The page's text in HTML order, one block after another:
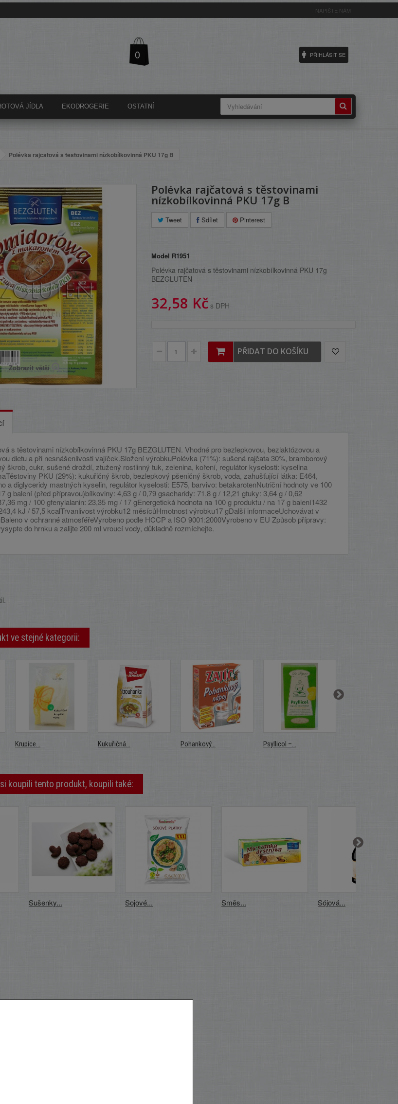
NAPIŠTE NÁM
0 PŘIHLÁSIT SE
JÍDLA EKODROGERIE OSTATNÍ
Polévka rajčatová s těstovinami nízkobílkovinná PKU 17g B
Zobrazit větší
Polévka rajčatová s těstovinami
nízkobílkovinná PKU 17g B
Tweet Sdílet Pinterest
Model R1951
Polévka rajčatová s těstovinami nízkobílkovinná PKU 17g
BEZGLUTEN
32,58 Kč s DPH
PŘIDAT DO KOŠÍKU
s těstovinami nízkobílkovinná PKU 17g BEZGLUTEN. Vhodné pro bezlepkovou, bezlaktózovou a
dietu a při nesnášenlivosti vajíček.Složení výrobkuPolévka (71%): sušená rajčata 30%, bramborový
škrob, cukr, sušené droždí, ztužený rostlinný tuk, zelenina, koření, regulátor kyselosti: kyselina
PKU (29%): kukuřičný škrob, bezlepkový pšeničný škrob, voda, zahušťující látka: E464,
a diglyceridy mastných kyselin, regulátor kyselosti: E575, barvivo: betakarotenNutriční hodnoty ve 100
g balení (před přípravou)bílkoviny: 4,63 g / 0,79 gsacharidy: 71,8 g / 12,21 gtuky: 3,64 g / 0,62
mg / 100 gfenylalanin: 23,35 mg / 17 gEnergetická hodnota na 100 g produktu / na 17 g balení1432
kJ / 57,5 kcalTrvanlivost výrobku12 měsícůHmotnost výrobku17 gDalší informaceUchovávat v
v ochranné atmosféřeVyrobeno podle HCCP a ISO 9001:2000Vyrobeno v EU Způsob přípravy:
do hrnku a zalijte 200 ml vroucí vody, důkladně rozmíchejte.
ve stejné kategorii:
Krupice... Kukuřičná... Pohankový... Psyllicol –...
koupili tento produkt, koupili také:
Sušenky... Sojové... Směs... Sójová...